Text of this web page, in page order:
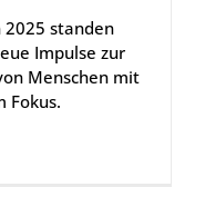
standen
Impulse zur
Menschen mit
Fokus.